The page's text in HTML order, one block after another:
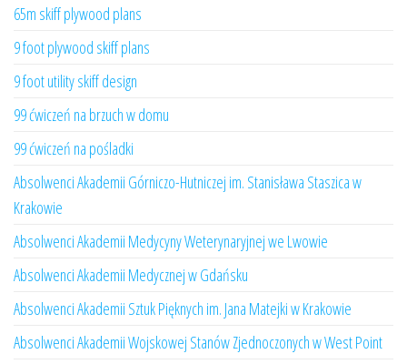
65m skiff plywood plans
9 foot plywood skiff plans
9 foot utility skiff design
99 ćwiczeń na brzuch w domu
99 ćwiczeń na pośladki
Absolwenci Akademii Górniczo-Hutniczej im. Stanisława Staszica w
Krakowie
Absolwenci Akademii Medycyny Weterynaryjnej we Lwowie
Absolwenci Akademii Medycznej w Gdańsku
Absolwenci Akademii Sztuk Pięknych im. Jana Matejki w Krakowie
Absolwenci Akademii Wojskowej Stanów Zjednoczonych w West Point